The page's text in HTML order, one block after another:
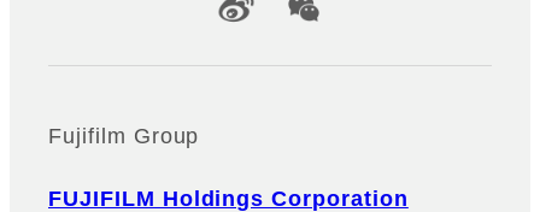
Official Social Media Accounts
Fujifilm Group
FUJIFILM Holdings Corporation